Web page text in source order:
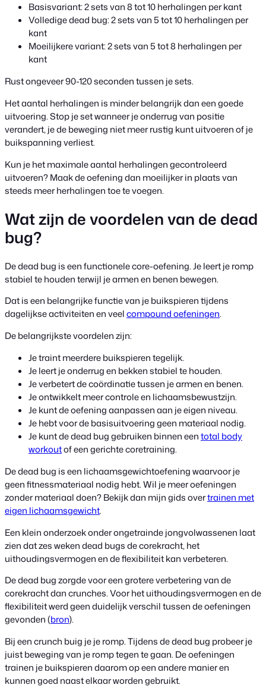
Basisvariant: 2 sets van 8 tot 10 herhalingen per kant
Volledige dead bug: 2 sets van 5 tot 10 herhalingen per
kant
Moeilijkere variant: 2 sets van 5 tot 8 herhalingen per
kant
Rust ongeveer 90-120 seconden tussen je sets.
Het aantal herhalingen is minder belangrijk dan een goede
uitvoering. Stop je set wanneer je onderrug van positie
verandert, je de beweging niet meer rustig kunt uitvoeren of je
buikspanning verliest.
Kun je het maximale aantal herhalingen gecontroleerd
uitvoeren? Maak de oefening dan moeilijker in plaats van
steeds meer herhalingen toe te voegen.
Wat zijn de voordelen van de dead
bug?
De dead bug is een functionele core-oefening. Je leert je romp
stabiel te houden terwijl je armen en benen bewegen.
Dat is een belangrijke functie van je buikspieren tijdens
dagelijkse activiteiten en veelcompound oefeningen.
De belangrijkste voordelen zijn:
Je traint meerdere buikspieren tegelijk.
Je leert je onderrug en bekken stabiel te houden.
Je verbetert de coördinatie tussen je armen en benen.
Je ontwikkelt meer controle en lichaamsbewustzijn.
Je kunt de oefening aanpassen aan je eigen niveau.
Je hebt voor de basisuitvoering geen materiaal nodig.
Je kunt de dead bug gebruiken binnen eentotal body
workoutof een gerichte coretraining.
De dead bug is een lichaamsgewichtoefening waarvoor je
geen fitnessmateriaal nodig hebt. Wil je meer oefeningen
zonder materiaal doen? Bekijk dan mijn gids overtrainen met
eigen lichaamsgewicht.
Een klein onderzoek onder ongetrainde jongvolwassenen laat
zien dat zes weken dead bugs de corekracht, het
uithoudingsvermogen en de flexibiliteit kan verbeteren.
De dead bug zorgde voor een grotere verbetering van de
corekracht dan crunches. Voor het uithoudingsvermogen en de
flexibiliteit werd geen duidelijk verschil tussen de oefeningen
gevonden (bron).
Bij een crunch buig je je romp. Tijdens de dead bug probeer je
juist beweging van je romp tegen te gaan. De oefeningen
trainen je buikspieren daarom op een andere manier en
kunnen goed naast elkaar worden gebruikt.